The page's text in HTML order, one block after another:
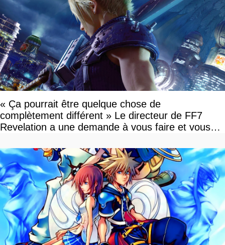
« Ça pourrait être quelque chose de
complètement différent » Le directeur de FF7
Revelation a une demande à vous faire et vous